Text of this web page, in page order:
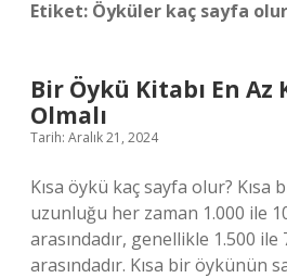
Etiket: Öyküler kaç sayfa olur
Bir Öykü Kitabı En Az
Olmalı
Tarih: Aralık 21, 2024
Kısa öykü kaç sayfa olur? Kısa
uzunluğu her zaman 1.000 ile
arasındadır, genellikle 1.500 ile
arasındadır. Kısa bir öykünün